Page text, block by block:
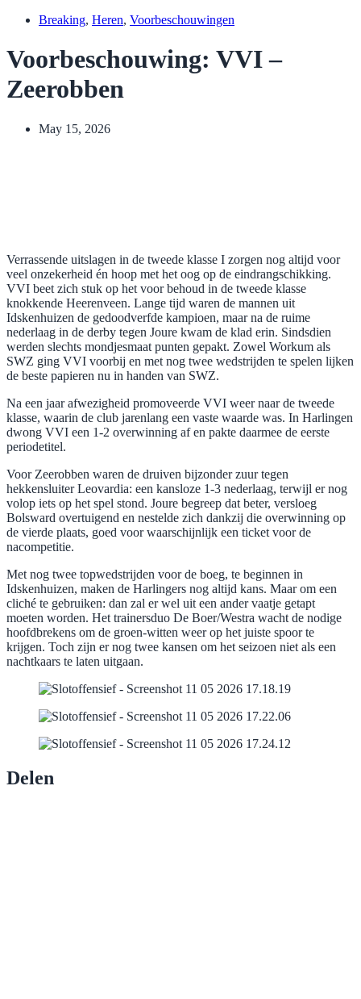
Breaking, Heren, Voorbeschouwingen
Voorbeschouwing: VVI –
Zeerobben
May 15, 2026
Verrassende uitslagen in de tweede klasse I zorgen nog altijd voor
veel onzekerheid én hoop met het oog op de eindrangschikking.
VVI beet zich stuk op het voor behoud in de tweede klasse
knokkende Heerenveen. Lange tijd waren de mannen uit
Idskenhuizen de gedoodverfde kampioen, maar na de ruime
nederlaag in de derby tegen Joure kwam de klad erin. Sindsdien
werden slechts mondjesmaat punten gepakt. Zowel Workum als
SWZ ging VVI voorbij en met nog twee wedstrijden te spelen lijken
de beste papieren nu in handen van SWZ.
Na een jaar afwezigheid promoveerde VVI weer naar de tweede
klasse, waarin de club jarenlang een vaste waarde was. In Harlingen
dwong VVI een 1-2 overwinning af en pakte daarmee de eerste
periodetitel.
Voor Zeerobben waren de druiven bijzonder zuur tegen
hekkensluiter Leovardia: een kansloze 1-3 nederlaag, terwijl er nog
volop iets op het spel stond. Joure begreep dat beter, versloeg
Bolsward overtuigend en nestelde zich dankzij die overwinning op
de vierde plaats, goed voor waarschijnlijk een ticket voor de
nacompetitie.
Met nog twee topwedstrijden voor de boeg, te beginnen in
Idskenhuizen, maken de Harlingers nog altijd kans. Maar om een
cliché te gebruiken: dan zal er wel uit een ander vaatje getapt
moeten worden. Het trainersduo De Boer/Westra wacht de nodige
hoofdbrekens om de groen-witten weer op het juiste spoor te
krijgen. Toch zijn er nog twee kansen om het seizoen niet als een
nachtkaars te laten uitgaan.
Delen